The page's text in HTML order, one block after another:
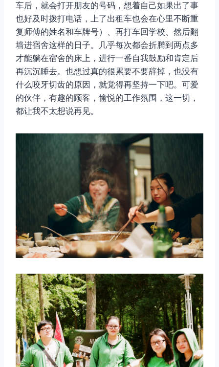
车后，就会打开朋友的号码，想着自己如果出了事
也好及时拨打电话，上了出租车也会在心里不断重
复师傅的姓名和车牌号）、再打车回学校、然后翻
墙进宿舍这样的日子。几乎每次都会折腾到两点多
才能躺在宿舍的床上，进行一番自我鼓励和肯定后
再沉沉睡去。也想过真的很累要不要辞掉，也没有
什么咬牙切齿的原因，就觉得再坚持一下吧。可爱
的伙伴，有趣的顾客，愉悦的工作氛围，这一切，
都让我不太想说再见。